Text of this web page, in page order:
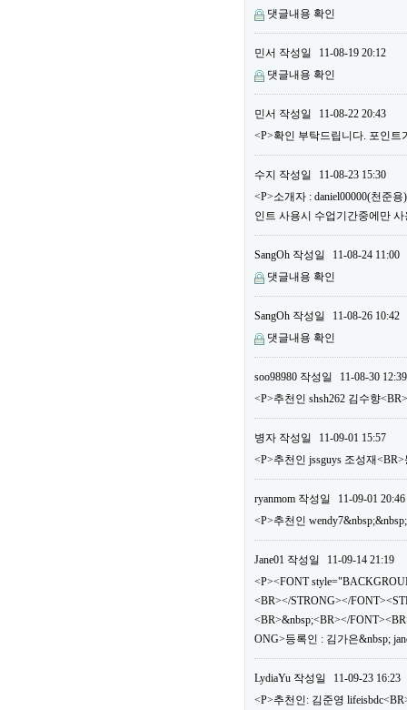
댓글내용 확인
민서 작성일
11-08-19 20:12
댓글내용 확인
민서 작성일
11-08-22 20:43
<P>확인 부탁드립니다. 포인트
수지 작성일
11-08-23 15:30
<P>소개자 : daniel00000(천준
인트 사용시 수업기간중에만
SangOh 작성일
11-08-24 11:00
댓글내용 확인
SangOh 작성일
11-08-26 10:42
댓글내용 확인
soo98980 작성일
11-08-30 12:39
<P>추천인 shsh262 김수향
병자 작성일
11-09-01 15:57
<P>추천인 jssguys 조성재
ryanmom 작성일
11-09-01 20:46
<P>추천인
Jane01 작성일
11-09-14 21:19
<P><FONT
<BR></STRONG></
<BR>&nbsp;<BR></
ONG>등록인 : 김가은&nbsp;
LydiaYu 작성일
11-09-23 16:23
<P>추천인: 김준영